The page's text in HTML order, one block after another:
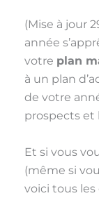
(Mise à jour
année
votre plan
à un plan
de votre
prospects et
Et si vous
(même si
voici tous